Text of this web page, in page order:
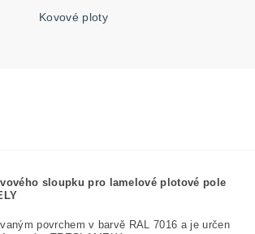
Kovové ploty
sloupku pro lamelové plotové pole
povrchem v barvě RAL 7016 a je určen